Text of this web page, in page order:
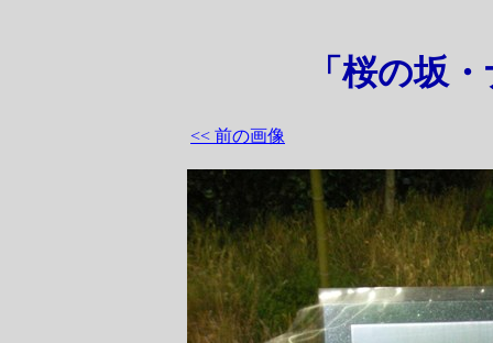
「桜の坂
<< 前の画像